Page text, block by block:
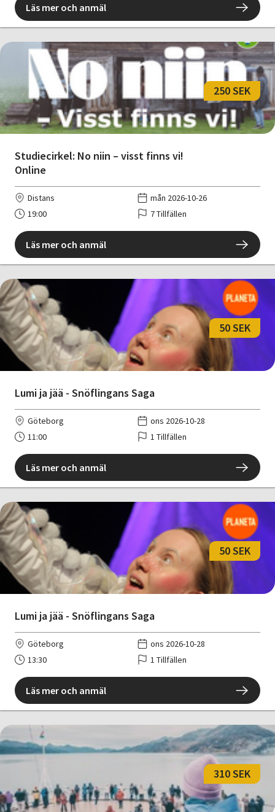
Läs mer och anmäl
Studiecirkel: No niin – visst finns vi!
Online
250 SEK
Distans
mån 2026-10-26
19:00
7 Tillfällen
Läs mer och anmäl
Lumi ja jää - Snöflingans Saga
50 SEK
Göteborg
ons 2026-10-28
11:00
1 Tillfällen
Läs mer och anmäl
Lumi ja jää - Snöflingans Saga
50 SEK
Göteborg
ons 2026-10-28
13:30
1 Tillfällen
Läs mer och anmäl
310 SEK